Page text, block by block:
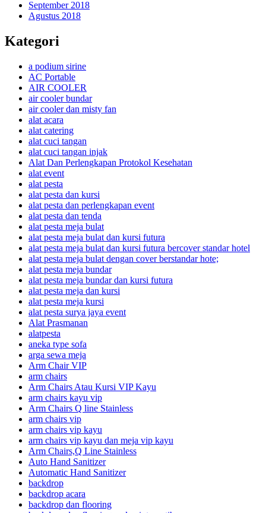
September 2018
Agustus 2018
Kategori
a podium sirine
AC Portable
AIR COOLER
air cooler bundar
air cooler dan misty fan
alat acara
alat catering
alat cuci tangan
alat cuci tangan injak
Alat Dan Perlengkapan Protokol Kesehatan
alat event
alat pesta
alat pesta dan kursi
alat pesta dan perlengkapan event
alat pesta dan tenda
alat pesta meja bulat
alat pesta meja bulat dan kursi futura
alat pesta meja bulat dan kursi futura bercover standar hotel
alat pesta meja bulat dengan cover berstandar hote;
alat pesta meja bundar
alat pesta meja bundar dan kursi futura
alat pesta meja dan kursi
alat pesta meja kursi
alat pesta surya jaya event
Alat Prasmanan
alatpesta
aneka type sofa
arga sewa meja
Arm Chair VIP
arm chairs
Arm Chairs Atau Kursi VIP Kayu
arm chairs kayu vip
Arm Chairs Q line Stainless
arm chairs vip
arm chairs vip kayu
arm chairs vip kayu dan meja vip kayu
Arm Chairs,Q Line Stainless
Auto Hand Sanitizer
Automatic Hand Sanitizer
backdrop
backdrop acara
backdrop dan flooring